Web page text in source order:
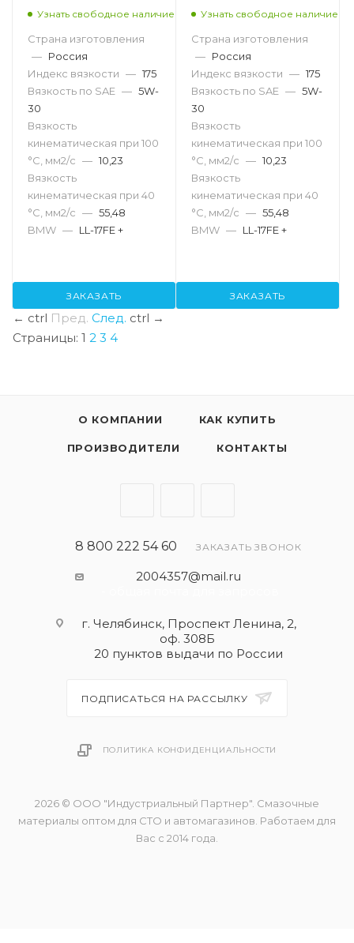
Узнать свободное наличие
Страна изготовления
— Россия
Индекс вязкости — 175
Вязкость по SAE — 5W-
30
Вязкость
кинематическая при 100
°С, мм2/с — 10,23
Вязкость
кинематическая при 40
°С, мм2/с — 55,48
BMW — LL-17FE +
ЗАКАЗАТЬ
Узнать свободное наличие
Страна изготовления
— Россия
Индекс вязкости — 175
Вязкость по SAE — 5W-
30
Вязкость
кинематическая при 100
°С, мм2/с — 10,23
Вязкость
кинематическая при 40
°С, мм2/с — 55,48
BMW — LL-17FE +
ЗАКАЗАТЬ
← ctrl Пред. След. ctrl →
Страницы: 1 2 3 4
О КОМПАНИИ КАК КУПИТЬ
ПРОИЗВОДИТЕЛИ КОНТАКТЫ
8 800 222 54 60 ЗАКАЗАТЬ ЗВОНОК
2004357@mail.ru
г. Челябинск, Проспект Ленина, 2,
оф. 308Б
20 пунктов выдачи по России
ПОДПИСАТЬСЯ НА РАССЫЛКУ
ПОЛИТИКА КОНФИДЕНЦИАЛЬНОСТИ
2026 © ООО "Индустриальный Партнер". Смазочные
материалы оптом для СТО и автомагазинов. Работаем для
Вас с 2014 года.